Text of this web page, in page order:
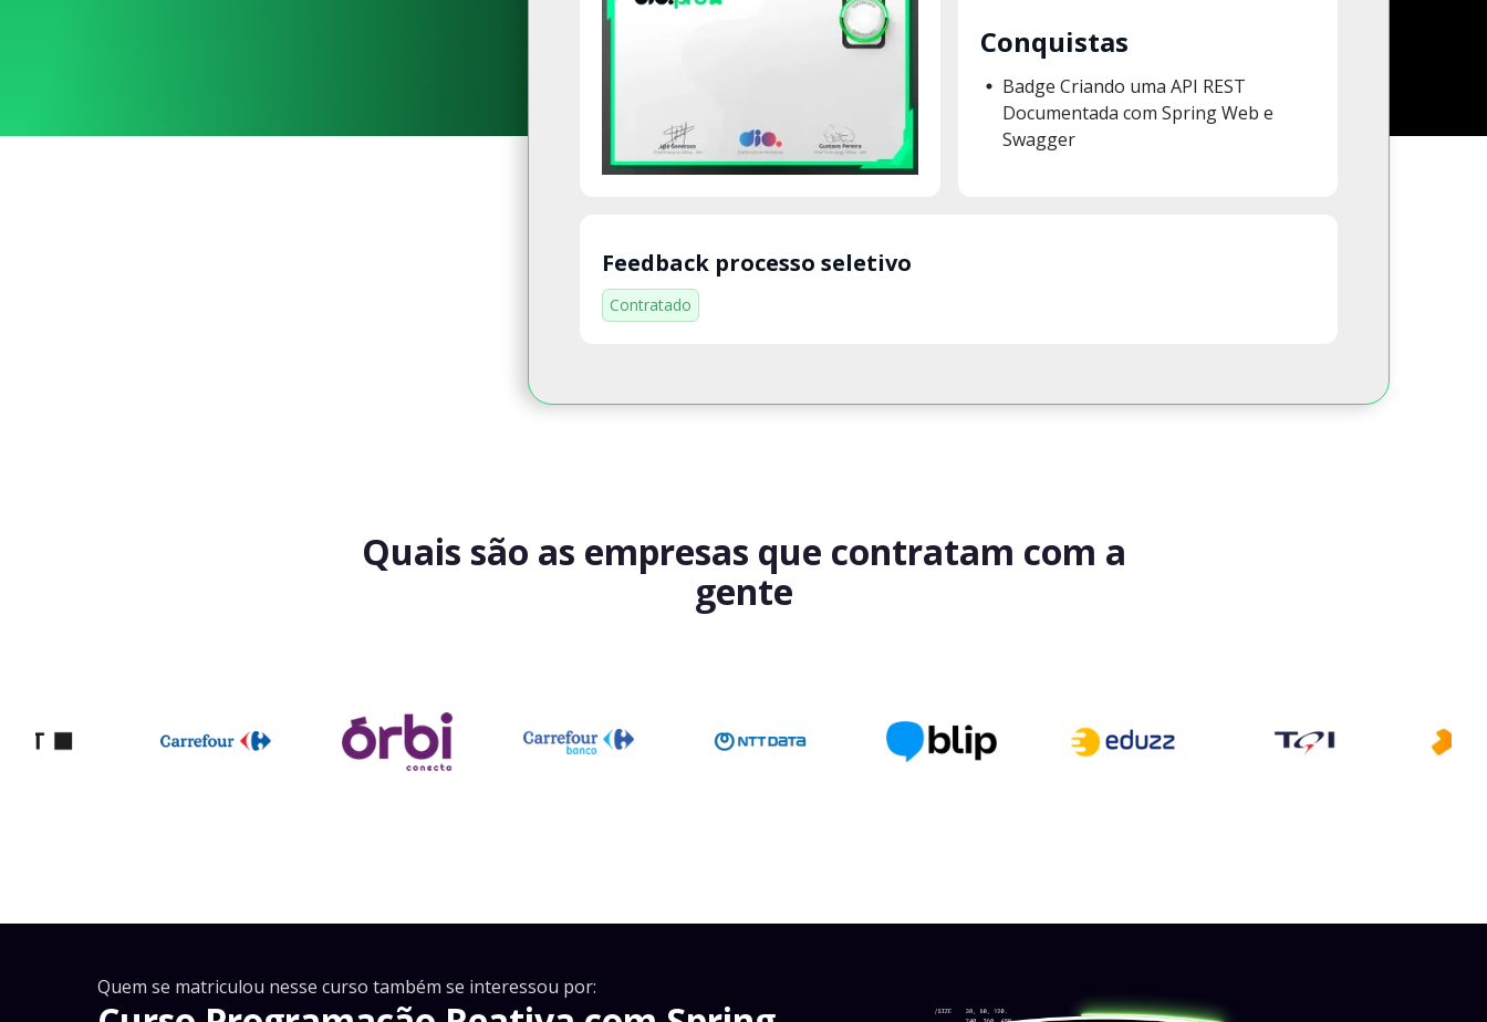
Conquistas
Badge Criando uma API REST
Documentada com Spring Web e
Swagger
Feedback processo seletivo
Contratado
Quais são as empresas que contratam com a
gente
Quem se matriculou nesse curso também se interessou por: